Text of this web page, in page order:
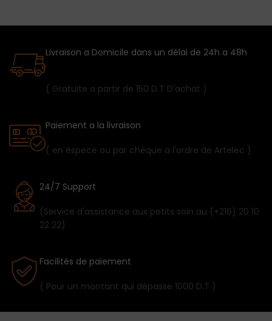
Livraison a Domicile dans un délai de 24h a 48h
( Gratuite a partir de 150 D.T D'achat )
Paiement a la livraison
( en éspece ou par chéque a l'ordre de Artelec )
24/7 Support
(Service d'assistance aux petits soin au (+216) 20 10
22 22)
Facilités de paiement
( Pour un montant qui dépasse 1000 D.T )